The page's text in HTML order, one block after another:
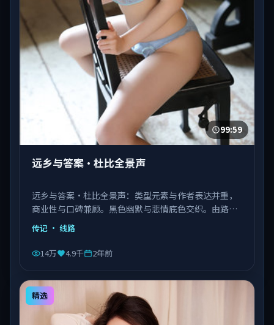
99:59
远乡与答案·杜比全景声
远乡与答案·杜比全景声：类型元素与作者表达并重，
商业性与口碑兼顾。黑色幽默与悲情底色交织。由路阳
执导，张译、肖战、杨紫琼等主演，中国香港出品，类
型为传记。
传记 · 线路
14万 4.9千 2年前
精选